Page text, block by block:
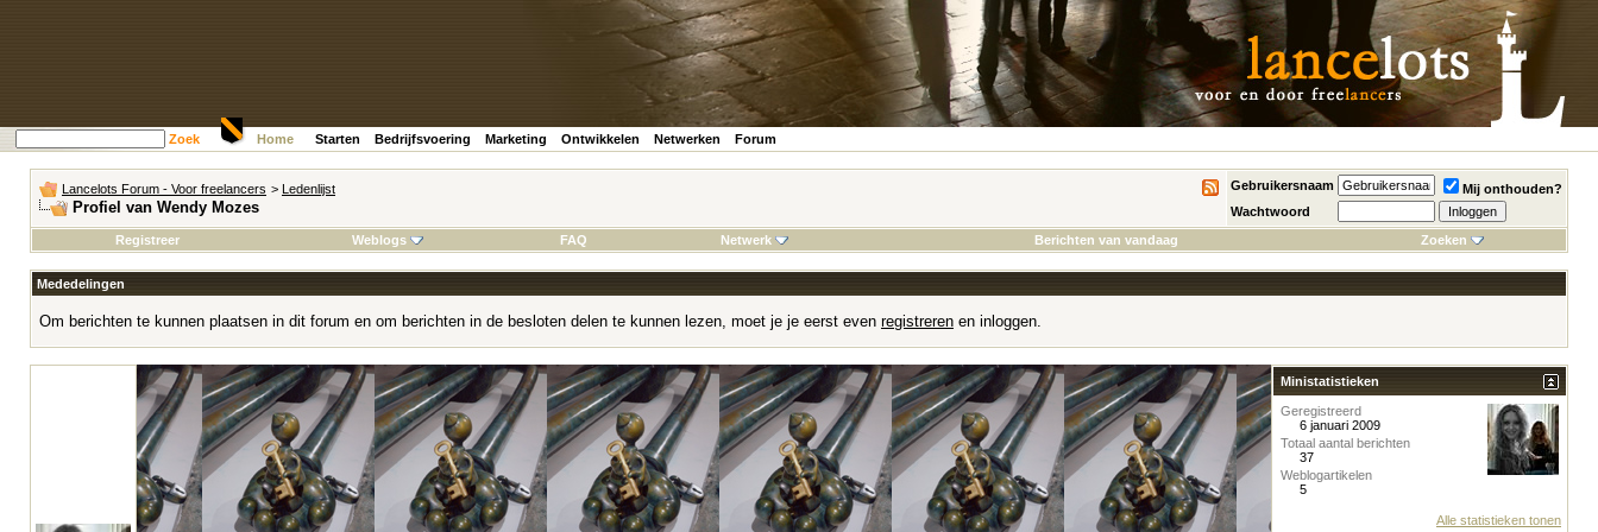
Zoek Home Starten Bedrijfsvoering Marketing Ontwikkelen Netwerken Forum
Lancelots Forum - Voor freelancers > Ledenlijst
Profiel van Wendy Mozes
Gebruikersnaam
Mij onthouden?
Wachtwoord
Registreer
Weblogs FAQ Netwerk Berichten van vandaag Zoeken
Mededelingen
Om berichten te kunnen plaatsen in dit forum en om berichten in de besloten delen te kunnen lezen, moet je je eerst even registreren en inloggen.
Ministatistieken
Geregistreerd
6 januari 2009
Totaal aantal berichten
37
Weblogartikelen
5
Alle statistieken tonen